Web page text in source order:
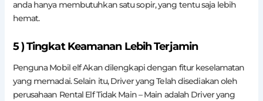
anda hanya membutuhkan satu sopir, yang tentu saja lebih
hemat.
5 ) Tingkat Keamanan Lebih Terjamin
Penguna Mobil elf Akan dilengkapi dengan fitur keselamatan
yang memadai. Selain itu, Driver yang Telah disediakan oleh
perusahaan Rental Elf Tidak Main – Main adalah Driver yang